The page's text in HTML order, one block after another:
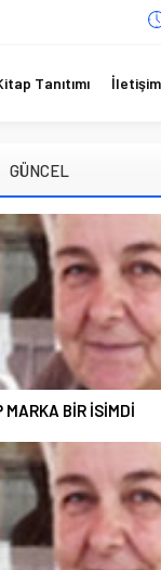
Tanıtımı İletişim
GÜNCEL
MARKA BİR İSİMDİ